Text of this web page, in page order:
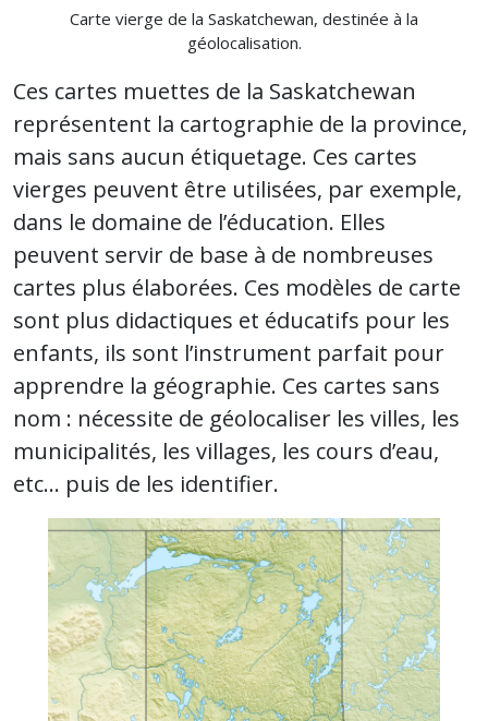
Carte vierge de la Saskatchewan, destinée à la
géolocalisation.
Ces cartes muettes de la Saskatchewan
représentent la cartographie de la province,
mais sans aucun étiquetage. Ces cartes
vierges peuvent être utilisées, par exemple,
dans le domaine de l’éducation. Elles
peuvent servir de base à de nombreuses
cartes plus élaborées. Ces modèles de carte
sont plus didactiques et éducatifs pour les
enfants, ils sont l’instrument parfait pour
apprendre la géographie. Ces cartes sans
nom : nécessite de géolocaliser les villes, les
municipalités, les villages, les cours d’eau,
etc… puis de les identifier.